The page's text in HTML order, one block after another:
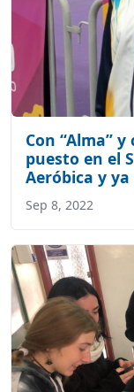
Con “Alma”
puesto en el
Aeróbica y
Sep 8, 2022